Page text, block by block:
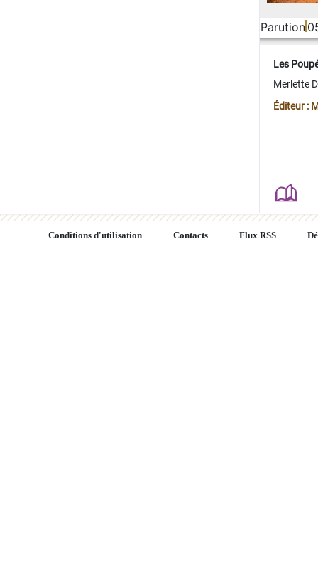
Parution
Les
Merlette
Éditeur :
Conditions d'utilisation Contacts Flux RSS